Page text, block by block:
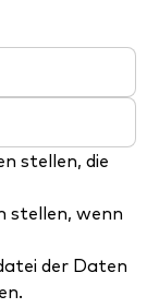
stellen, die
stellen, wenn
der Daten